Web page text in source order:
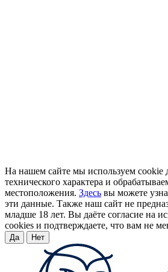
На нашем сайте мы используем cookie
технического характера и
местоположения. Здесь вы можете
эти данные. Также наш сайт не
младше 18 лет. Вы даёте согласие на
cookies и подтверждаете, что вам не
Да Нет